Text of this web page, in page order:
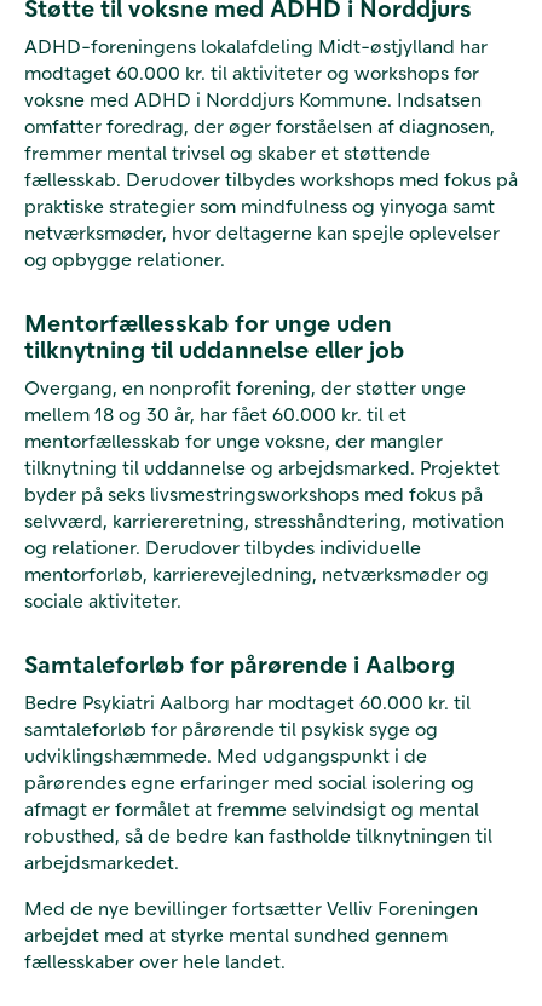
Støtte til voksne med ADHD i Norddjurs
ADHD-foreningens lokalafdeling Midt-østjylland har
modtaget 60.000 kr. til aktiviteter og workshops for
voksne med ADHD i Norddjurs Kommune. Indsatsen
omfatter foredrag, der øger forståelsen af diagnosen,
fremmer mental trivsel og skaber et støttende
fællesskab. Derudover tilbydes workshops med fokus på
praktiske strategier som mindfulness og yinyoga samt
netværksmøder, hvor deltagerne kan spejle oplevelser
og opbygge relationer.
Mentorfællesskab for unge uden
tilknytning til uddannelse eller job
Overgang, en nonprofit forening, der støtter unge
mellem 18 og 30 år, har fået 60.000 kr. til et
mentorfællesskab for unge voksne, der mangler
tilknytning til uddannelse og arbejdsmarked. Projektet
byder på seks livsmestringsworkshops med fokus på
selvværd, karriereretning, stresshåndtering, motivation
og relationer. Derudover tilbydes individuelle
mentorforløb, karrierevejledning, netværksmøder og
sociale aktiviteter.
Samtaleforløb for pårørende i Aalborg
Bedre Psykiatri Aalborg har modtaget 60.000 kr. til
samtaleforløb for pårørende til psykisk syge og
udviklingshæmmede. Med udgangspunkt i de
pårørendes egne erfaringer med social isolering og
afmagt er formålet at fremme selvindsigt og mental
robusthed, så de bedre kan fastholde tilknytningen til
arbejdsmarkedet.
Med de nye bevillinger fortsætter Velliv Foreningen
arbejdet med at styrke mental sundhed gennem
fællesskaber over hele landet.